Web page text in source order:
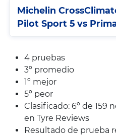
Michelin
Pilot Sport 5 vs
4 pruebas
3º promedio
1º mejor
5º peor
Clasificado: 6º de 159
en Tyre Reviews
Resultado de prueba